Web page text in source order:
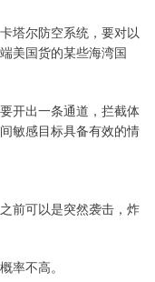
塔尔防空系统，要对以
美国货的某些海湾国
开出一条通道，拦截体
敏感目标具备有效的情
前可以是突然袭击，炸
率不高。